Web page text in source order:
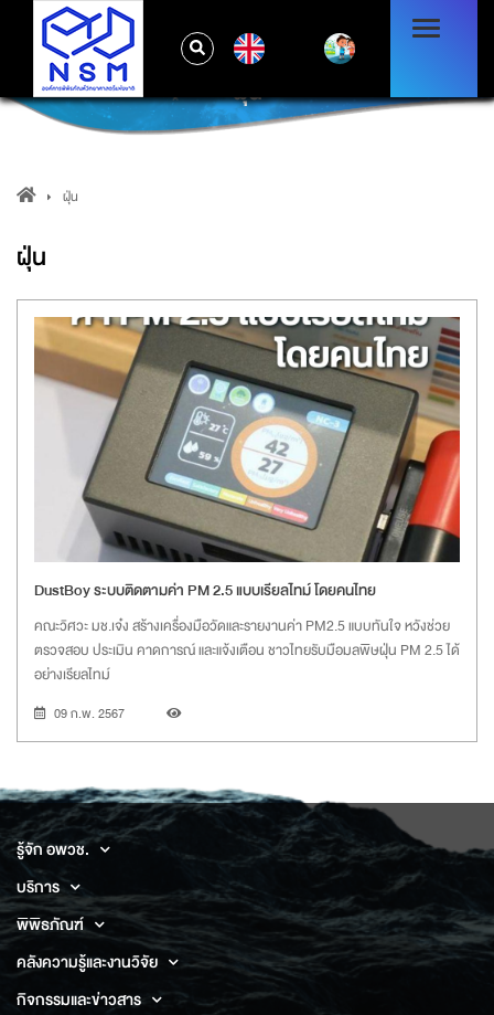
ฝุ่น
ฝุ่น
ฝุ่น
DustBoy ระบบติดตามค่า PM 2.5 แบบเรียลไทม์ โดยคนไทย
​​​​​​​คณะวิศวะ มช.เจ๋ง สร้างเครื่องมือวัดและรายงานค่า PM2.5 แบบทันใจ หวังช่วย
ตรวจสอบ ประเมิน คาดการณ์ และแจ้งเตือน ชาวไทยรับมือมลพิษฝุ่น PM 2.5 ได้
อย่างเรียลไทม์
09 ก.พ. 2567
รู้จัก อพวช.
บริการ
พิพิธภัณฑ์
คลังความรู้และงานวิจัย
กิจกรรมและข่าวสาร